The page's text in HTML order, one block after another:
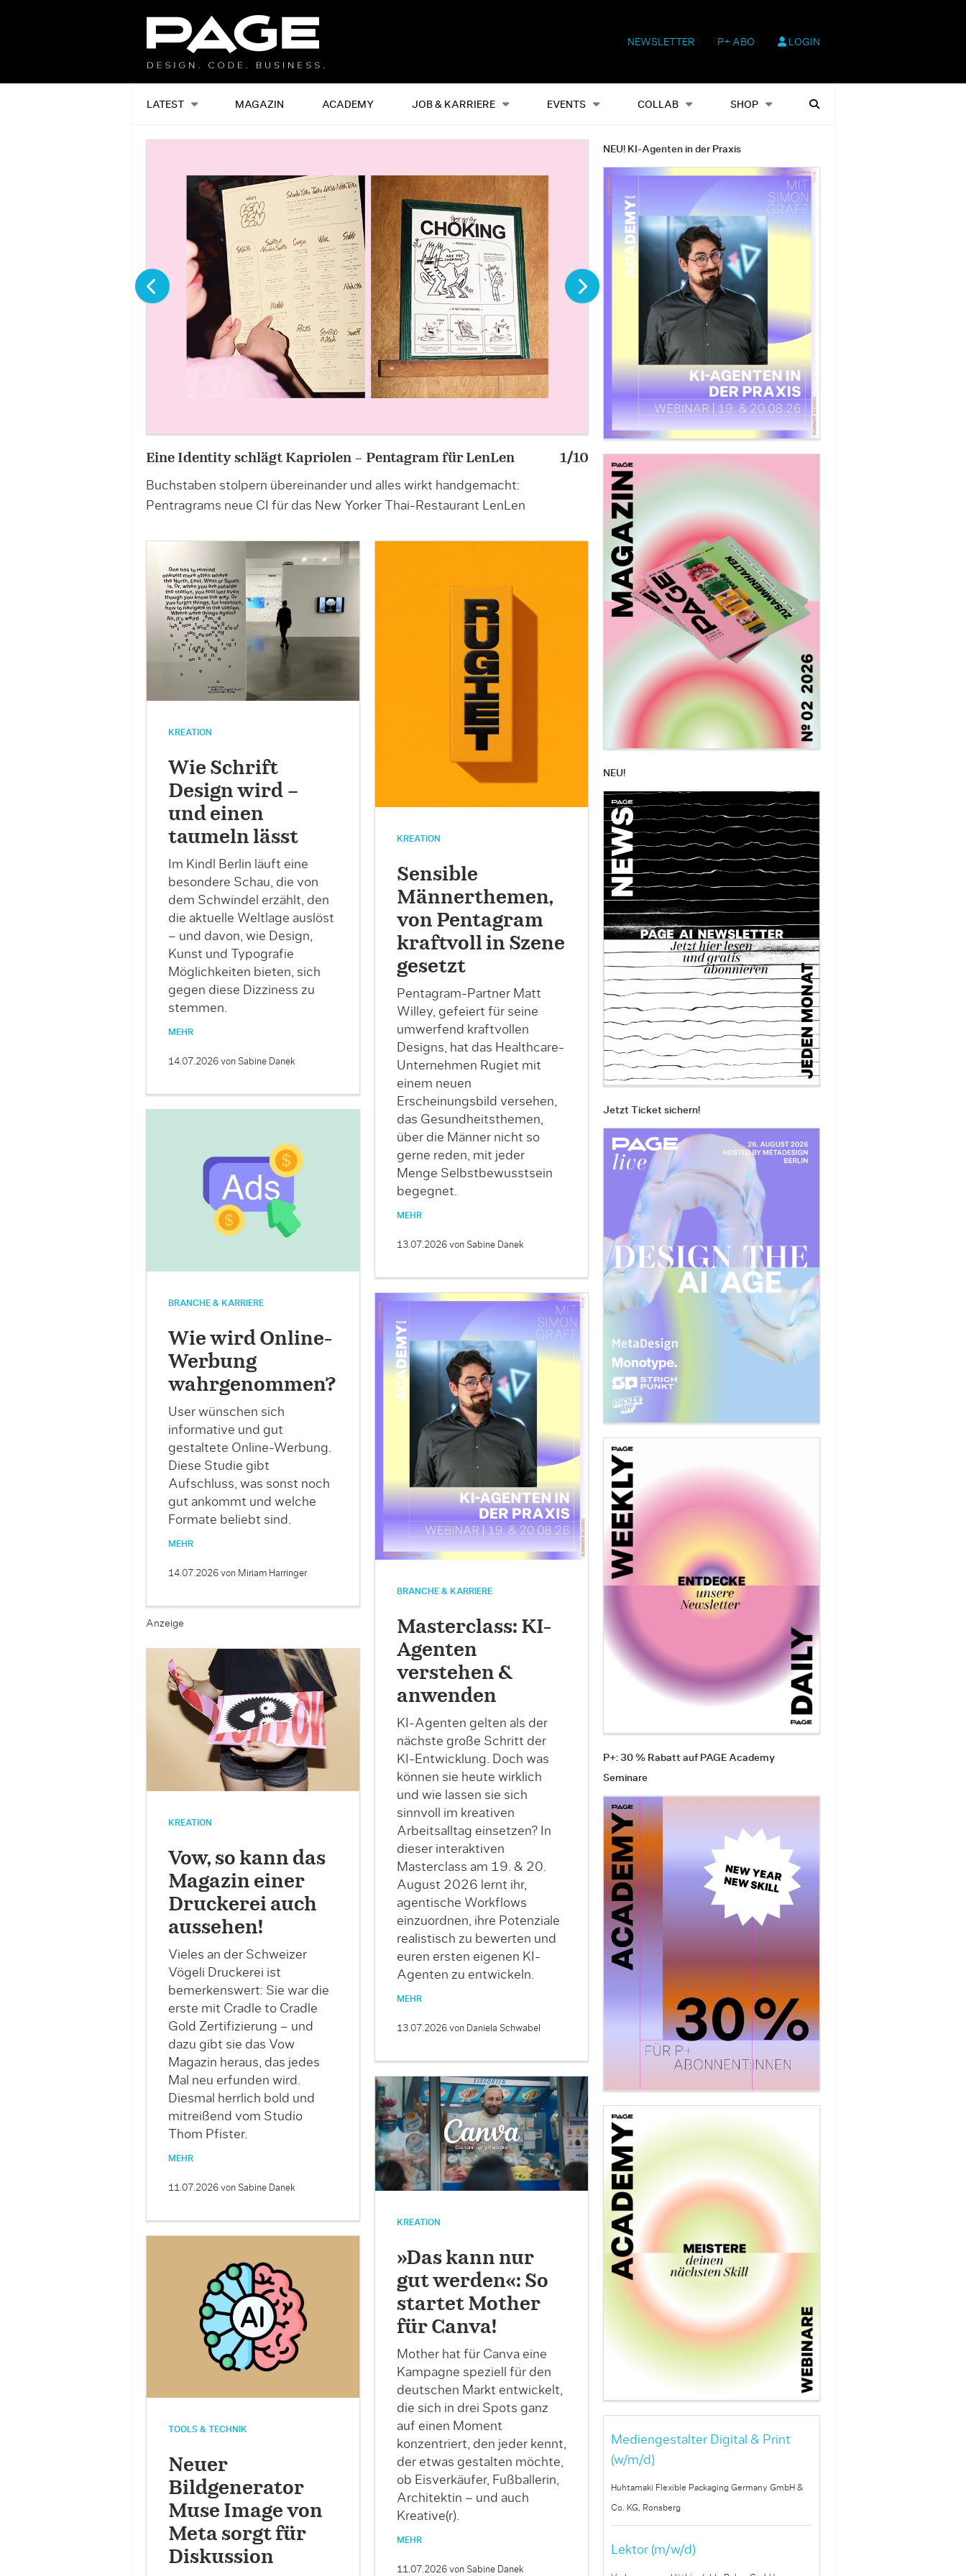
NEWSLETTER P+ ABO LOGIN
LATEST MAGAZIN ACADEMY JOB & KARRIERE EVENTS COLLAB SHOP
Alles Events Shop Heftausgaben Suchen
Eine Identity schlägt Kapriolen – Pentagram für LenLen
Buchstaben stolpern übereinander und alles wirkt handgemacht:
Pentragrams neue CI für das New Yorker Thai-Restaurant LenLen
1/10 »KI kennt keine physikalischen Grenzen – ich schon«
Produktdesignerin Tina Bobbe über Fräser mit Radius,
Espressomaschinen aus dem Prompt und »AI Slop«.
KREATION
Wie Schrift
Design wird –
und einen
taumeln lässt
Im Kindl Berlin läuft eine
besondere Schau, die von
dem Schwindel erzählt, den
die aktuelle Weltlage auslöst
– und davon, wie Design,
Kunst und Typografie
Möglichkeiten bieten, sich
gegen diese Dizziness zu
stemmen.
MEHR
14.07.2026 von Sabine Danek
BRANCHE & KARRIERE
Wie wird Online-
Werbung
wahrgenommen?
User wünschen sich
informative und gut
gestaltete Online-Werbung.
Diese Studie gibt
Aufschluss, was sonst noch
gut ankommt und welche
Formate beliebt sind.
MEHR
14.07.2026 von Miriam Harringer
KREATION
Sensible
Männerthemen,
von Pentagram
kraftvoll in Szene
gesetzt
Pentagram-Partner Matt
Willey, gefeiert für seine
umwerfend kraftvollen
Designs, hat das Healthcare-
Unternehmen Rugiet mit
einem neuen
Erscheinungsbild versehen,
das Gesundheitsthemen,
über die Männer nicht so
gerne reden, mit jeder
Menge Selbstbewusstsein
begegnet.
MEHR
13.07.2026 von Sabine Danek
Anzeige
BRANCHE & KARRIERE
Masterclass: KI-
Agenten
verstehen &
anwenden
KI-Agenten gelten als der
nächste große Schritt der
KI-Entwicklung. Doch was
können sie heute wirklich
und wie lassen sie sich
sinnvoll im kreativen
Arbeitsalltag einsetzen? In
dieser interaktiven
Masterclass am 19. & 20.
August 2026 lernt ihr,
agentische Workflows
einzuordnen, ihre Potenziale
realistisch zu bewerten und
euren ersten eigenen KI-
Agenten zu entwickeln.
MEHR
13.07.2026 von Daniela Schwabel
KREATION
Vow, so kann das
Magazin einer
Druckerei auch
aussehen!
Vieles an der Schweizer
Vögeli Druckerei ist
bemerkenswert: Sie war die
erste mit Cradle to Cradle
Gold Zertifizierung – und
dazu gibt sie das Vow
Magazin heraus, das jedes
Mal neu erfunden wird.
Diesmal herrlich bold und
mitreißend vom Studio
Thom Pfister.
MEHR
11.07.2026 von Sabine Danek
KREATION
»Das kann nur
gut werden«: So
startet Mother
für Canva!
Mother hat für Canva eine
Kampagne speziell für den
deutschen Markt entwickelt,
die sich in drei Spots ganz
auf einen Moment
konzentriert, den jeder kennt,
der etwas gestalten möchte,
ob Eisverkäufer, Fußballerin,
Architektin – und auch
Kreative(r).
MEHR
11.07.2026 von Sabine Danek
TOOLS & TECHNIK
Neuer
Bildgenerator
Muse Image von
Meta sorgt für
Diskussion
NEU! KI-Agenten in der Praxis
NEU!
Jetzt Ticket sichern!
P+: 30 % Rabatt auf PAGE Academy
Seminare
Mediengestalter Digital & Print
(w/m/d)
Huhtamaki Flexible Packaging Germany GmbH &
Co. KG, Ronsberg
Lektor (m/w/d)